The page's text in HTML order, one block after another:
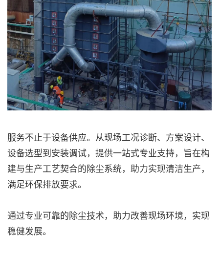
服务不止于设备供应。从现场工况诊断、方案设计、
设备选型到安装调试，提供一站式专业支持，旨在构
建与生产工艺契合的除尘系统，助力实现清洁生产，
满足环保排放要求。
通过专业可靠的除尘技术，助力改善现场环境，实现
稳健发展。